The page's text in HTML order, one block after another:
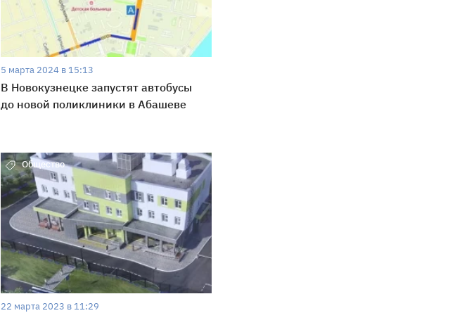
5 марта 2024 в 15:13
В Новокузнецке запустят автобусы
до новой поликлиники в Абашеве
Общество
22 марта 2023 в 11:29